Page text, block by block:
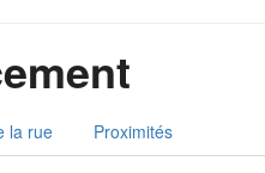
la rue Proximités